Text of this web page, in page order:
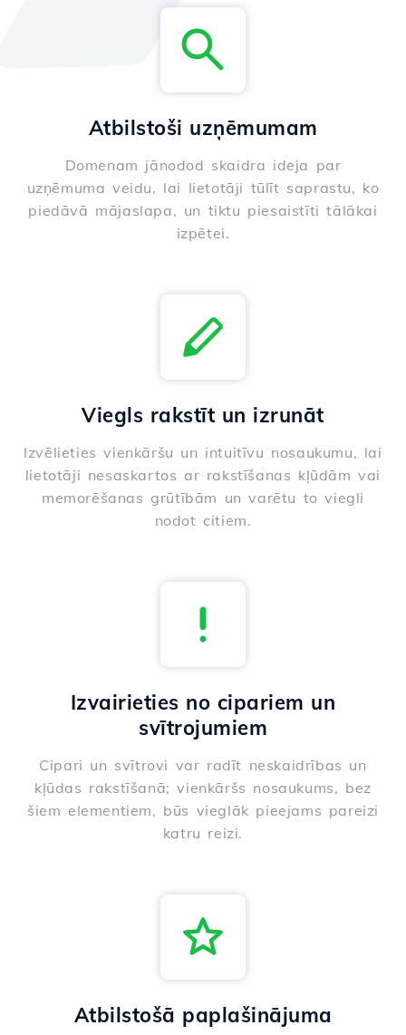
Atbilstoši uzņēmumam
Domenam jānodod skaidra ideja par
uzņēmuma veidu, lai lietotāji tūlīt saprastu, ko
piedāvā mājaslapa, un tiktu piesaistīti tālākai
izpētei.
Viegls rakstīt un izrunāt
Izvēlieties vienkāršu un intuitīvu nosaukumu, lai
lietotāji nesaskartos ar rakstīšanas kļūdām vai
memorēšanas grūtībām un varētu to viegli
nodot citiem.
Izvairieties no cipariem un
svītrojumiem
Cipari un svītrovi var radīt neskaidrības un
kļūdas rakstīšanā; vienkāršs nosaukums, bez
šiem elementiem, būs vieglāk pieejams pareizi
katru reizi.
Atbilstošā paplašinājuma